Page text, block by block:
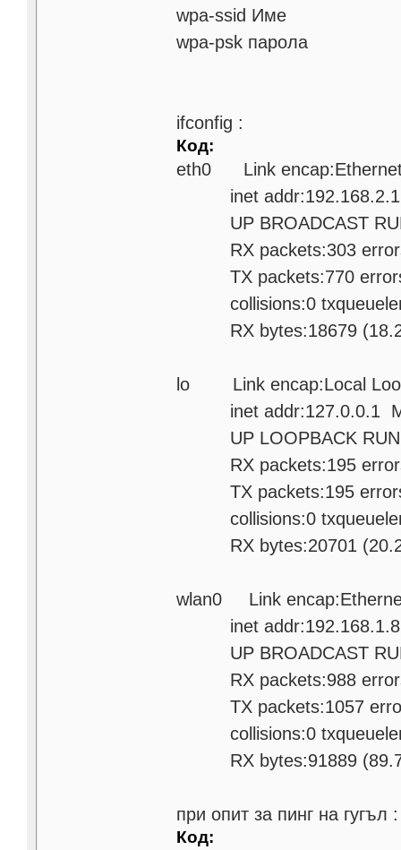
wpa-ssid Име
wpa-psk парола
ifconfig :
Код:
eth0 Link encap:Ethernet
inet addr:192.168.2.1
UP BROADCAST
RX packets:303
TX packets:770
collisions:0
RX bytes:18679 (18.2
lo Link encap:Local
inet addr:127.0.0.1
UP LOOPBACK
RX packets:195
TX packets:195
collisions:0
RX bytes:20701 (20.2
wlan0 Link
inet addr:192.168.1.8
UP BROADCAST
RX packets:988
TX packets:1057
collisions:0
RX bytes:91889 (89.7
при опит за пинг на гугъл :
Код: